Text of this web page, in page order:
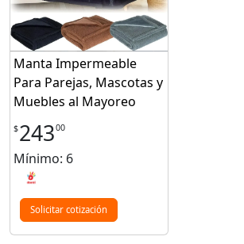
Manta Impermeable
Para Parejas, Mascotas y
Muebles al Mayoreo
$24300
Mínimo: 6
Solicitar cotización